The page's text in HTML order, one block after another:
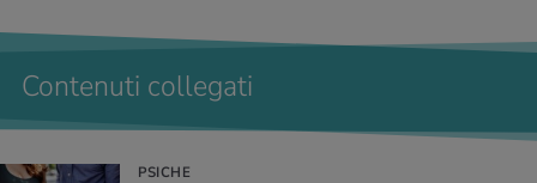
Contenuti collegati
PSICHE